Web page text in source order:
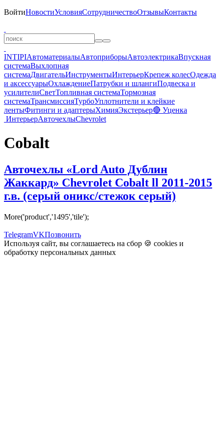
ВойтиНовостиУсловияСотрудничествоОтзывыКонтакты
INTIPIАвтоматериалыАвтоприборыАвтоэлектрикаВпускная
системаВыхлопная
системаДвигательИнструментыИнтерьерКрепеж колесОдежда
и аксессуарыОхлаждениеПатрубки и шлангиПодвеска и
усилителиСветТопливная системаТормозная
системаТрансмиссияТурбоУплотнители и клейкие
лентыФитинги и адаптерыХимияЭкстерьер🔴 Уценка
ИнтерьерАвточехлыChevrolet
Cobalt
Авточехлы «Lord Auto Дублин
Жаккард» Chevrolet Cobalt ll 2011-2015
г.в. (серый оникс/стежок серый)
More('product','1495','tile');
TelegramVKПозвонить
Используя сайт, вы соглашаетесь на сбор 🍪 cookies и
обработку персональных данных